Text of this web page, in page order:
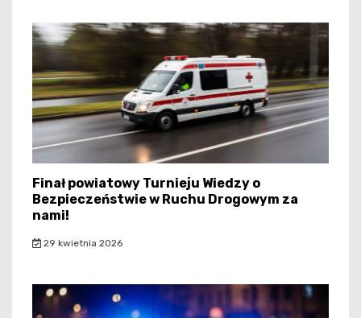
Finał powiatowy Turnieju Wiedzy o
Bezpieczeństwie w Ruchu Drogowym za
nami!
29 kwietnia 2026